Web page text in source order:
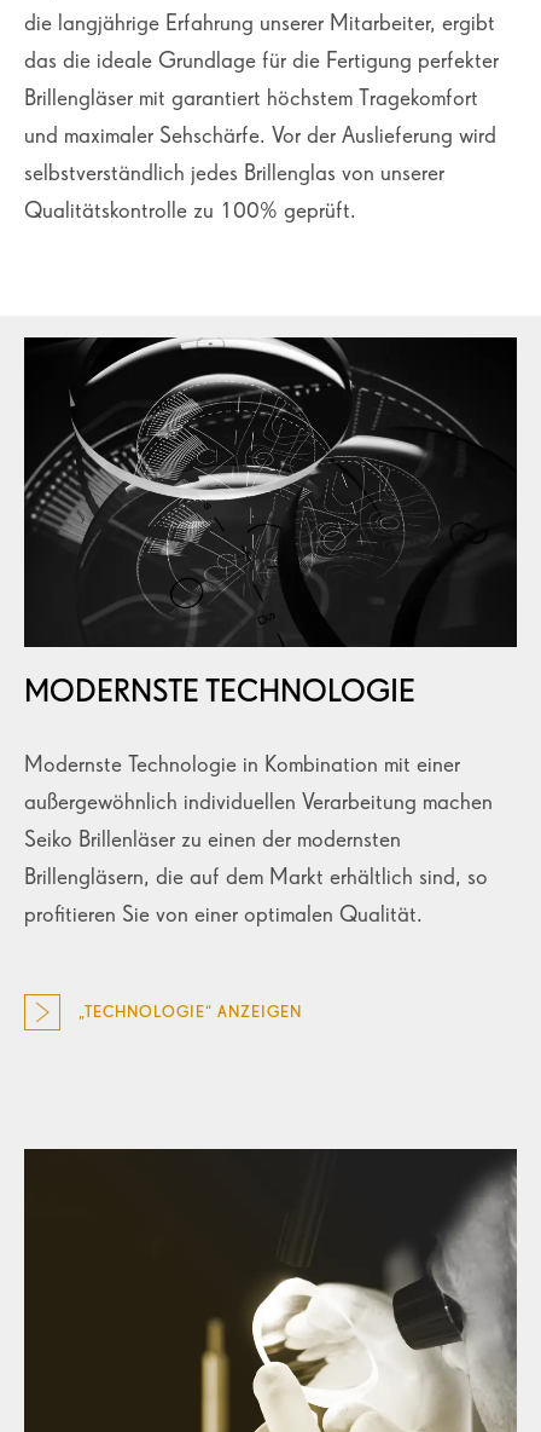
die langjährige Erfahrung unserer Mitarbeiter, ergibt
das die ideale Grundlage für die Fertigung perfekter
Brillengläser mit garantiert höchstem Tragekomfort
und maximaler Sehschärfe. Vor der Auslieferung wird
selbstverständlich jedes Brillenglas von unserer
Qualitätskontrolle zu 100% geprüft.
MODERNSTE TECHNOLOGIE
Modernste Technologie in Kombination mit einer
außergewöhnlich individuellen Verarbeitung machen
Seiko Brillenläser zu einen der modernsten
Brillengläsern, die auf dem Markt erhältlich sind, so
profitieren Sie von einer optimalen Qualität.
„TECHNOLOGIE“ ANZEIGEN